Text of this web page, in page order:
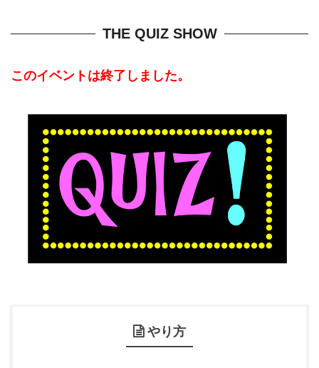
THE QUIZ SHOW
このイベントは終了しました。
やり方